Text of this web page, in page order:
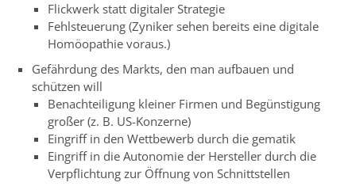
Flickwerk statt digitaler Strategie
Fehlsteuerung (Zyniker sehen bereits eine digitale
Homöopathie voraus.)
Gefährdung des Markts, den man aufbauen und
schützen will
Benachteiligung kleiner Firmen und Begünstigung
großer (z. B. US-Konzerne)
Eingriff in den Wettbewerb durch die gematik
Eingriff in die Autonomie der Hersteller durch die
Verpflichtung zur Öffnung von Schnittstellen